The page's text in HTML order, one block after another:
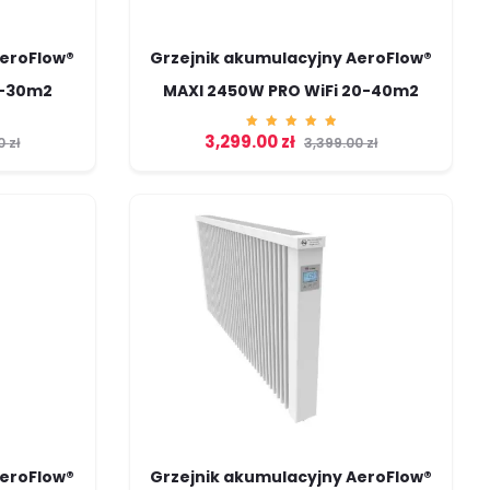
30m2
zł
Grzejnik akumulacyjny AeroFlow®
MAXI 2450W PRO WiFi 20-40m2
Ocenion
o
3,399.00zł
3,299.00zł
Grzejnik akumulacyjny AeroFlow®